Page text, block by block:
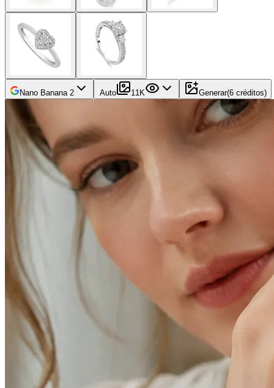
Nano Banana 2 Auto 1 1K Generar(6 créditos)